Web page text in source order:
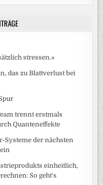
stressen.»
das zu Blattverlust bei
trennt erstmals
Quanteneffekte
Systeme der nächsten
einheitlich,
So geht‘s